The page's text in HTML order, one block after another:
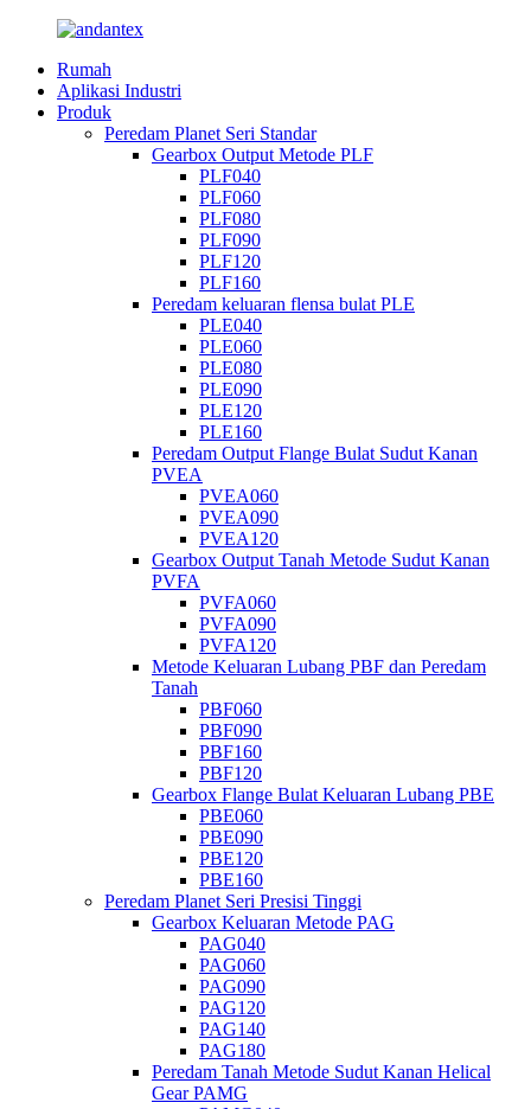
Rumah
Aplikasi Industri
Produk
Peredam Planet Seri Standar
Gearbox Output Metode PLF
PLF040
PLF060
PLF080
PLF090
PLF120
PLF160
Peredam keluaran flensa bulat PLE
PLE040
PLE060
PLE080
PLE090
PLE120
PLE160
Peredam Output Flange Bulat Sudut Kanan
PVEA
PVEA060
PVEA090
PVEA120
Gearbox Output Tanah Metode Sudut Kanan
PVFA
PVFA060
PVFA090
PVFA120
Metode Keluaran Lubang PBF dan Peredam
Tanah
PBF060
PBF090
PBF160
PBF120
Gearbox Flange Bulat Keluaran Lubang PBE
PBE060
PBE090
PBE120
PBE160
Peredam Planet Seri Presisi Tinggi
Gearbox Keluaran Metode PAG
PAG040
PAG060
PAG090
PAG120
PAG140
PAG180
Peredam Tanah Metode Sudut Kanan Helical
Gear PAMG